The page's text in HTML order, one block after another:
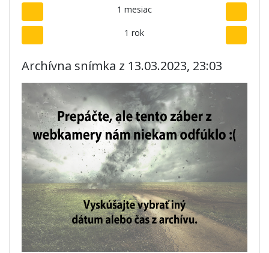
1 mesiac
1 rok
Archívna snímka z 13.03.2023, 23:03